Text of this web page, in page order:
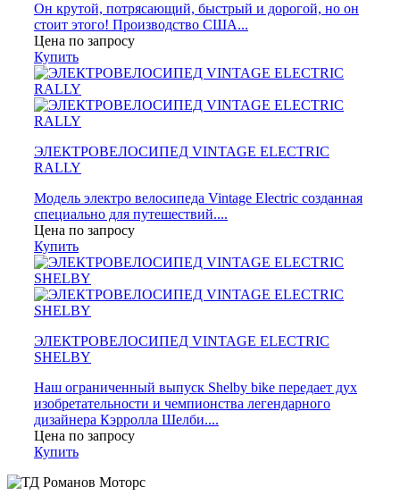
Он крутой, потрясающий, быстрый и дорогой, но он
стоит этого! Производство США...
Цена по запросу
Купить
ЭЛЕКТРОВЕЛОСИПЕД VINTAGE ELECTRIC
RALLY
Модель электро велосипеда Vintage Electric созданная
специально для путешествий....
Цена по запросу
Купить
ЭЛЕКТРОВЕЛОСИПЕД VINTAGE ELECTRIC
SHELBY
Наш ограниченный выпуск Shelby bike передает дух
изобретательности и чемпионства легендарного
дизайнера Кэрролла Шелби....
Цена по запросу
Купить